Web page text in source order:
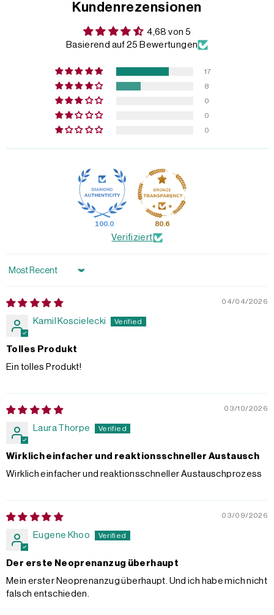
Kundenrezensionen
4,68 von 5
Basierend auf 25 Bewertungen
17
8
0
0
0
100.0 80.6
Verifiziert
Sort by
04/04/2026
Kamil Koscielecki
Tolles Produkt
Ein tolles Produkt!
03/10/2026
Laura Thorpe
Wirklich einfacher und reaktionsschneller Austausch
Wirklich einfacher und reaktionsschneller Austauschprozess
03/09/2026
Eugene Khoo
Der erste Neoprenanzug überhaupt
Mein erster Neoprenanzug überhaupt. Und ich habe mich nicht
falsch entschieden.